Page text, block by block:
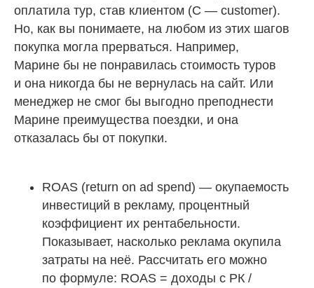
оплатила тур, став клиентом (C — customer).
Но, как вы понимаете, на любом из этих шагов
покупка могла прерваться. Например,
Марине бы не понравилась стоимость туров
и она никогда бы не вернулась на сайт. Или
менеджер не смог бы выгодно преподнести
Марине преимущества поездки, и она
отказалась бы от покупки.
ROAS (return on ad spend) — окупаемость
инвестиций в рекламу, процентный
коэффициент их рентабельности.
Показывает, насколько реклама окупила
затраты на неё. Рассчитать его можно
по формуле: ROAS = доходы с РК /